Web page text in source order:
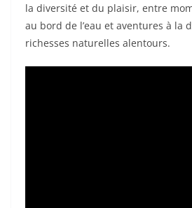
la diversité et du plaisir, entre
au bord de l’eau et aventures à la
richesses naturelles alentours.